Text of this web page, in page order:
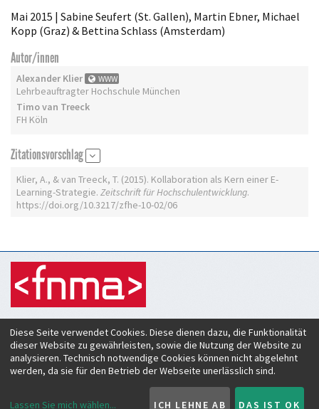
Mai 2015 | Sabine Seufert (St. Gallen), Martin Ebner, Michael
Kopp (Graz) & Bettina Schlass (Amsterdam)
Autor/innen
Alexander Klier WWW
Lehrbeauftragter Hochschule München
Timo van Treeck
FH Köln
Zitationsvorschlag
Klier, A., & van Treeck, T. (2015). Kollaboration als Kern einer E-
Learning-Strategie. Zeitschrift für Hochschulentwicklung.
https://doi.org/10.3217/zfhe-10-02/06
Zeitschrift für Hochschulentwicklung
c/o Verein Forum neue Medien in der Lehre Austria
Rheinstraße 27
A-6890 Lustenau
ISSN:2219-6994
Diese Seite verwendet Cookies. Diese dienen dazu, die Funktionalität
dieser Website zu gewährleisten, sowie die Nutzung der Website zu
analysieren. Technisch notwendige Cookies können nicht abgelehnt
werden, da sie für den Betrieb der Webseite unerlässlich sind.
Lassen Sie mich wählen... ICH LEHNE AB DAS IST OK